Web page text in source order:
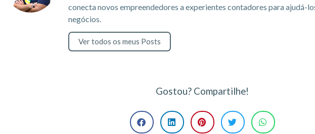
conecta novos empreendedores a experientes contadores para ajudá-
negócios.
Ver todos os meus Posts
Gostou? Compartilhe!